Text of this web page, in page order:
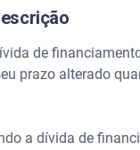
de
prazo alterado
a dívida de